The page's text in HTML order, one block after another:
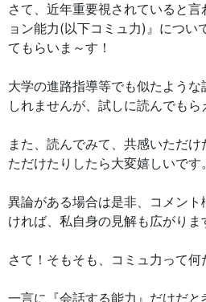
さて、近年重要視されていると
ョン能力(以下コミュ力)』につい
てもらいま～す！
大学の進路指導等でも似たよう
しれませんが、試しに読んでもら
また、読んでみて、共感いただ
ただけたりしたら大変嬉しいです。
異論がある場合は是非、コメン
ければ、私自身の見解も広がり
さて！そもそも、コミュ力って何
一言に『会話する能力』だけだ